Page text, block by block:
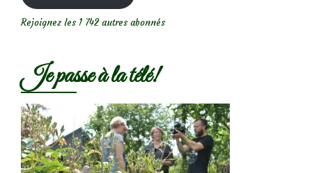
Rejoignez les 1 742 autres abonnés
Je passe à la télé!